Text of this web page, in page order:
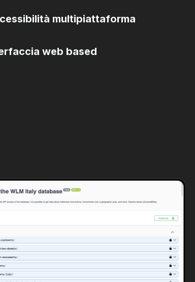
multipiattaforma
web based